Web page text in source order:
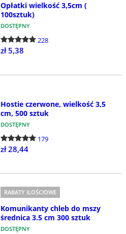
Opłatki wielkość 3,5cm (
100sztuk)
DOSTĘPNY
228
zł 5,38
Hostie czerwone, wielkość 3,5
cm, 500 sztuk
DOSTĘPNY
179
zł 28,44
RABATY ILOŚCIOWE
Komunikanty chleb do mszy
średnica 3.5 cm 300 sztuk
DOSTĘPNY